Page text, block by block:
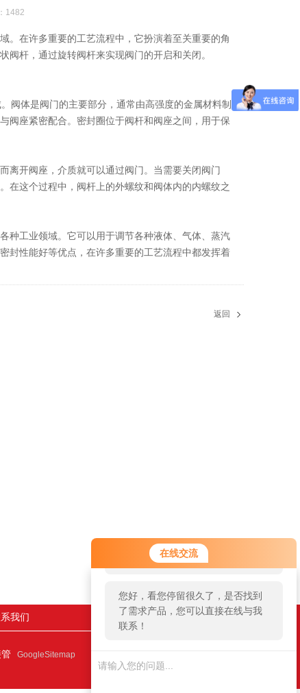
在线交流
您好！欢迎前来咨询，很高兴为您
服务，请问您要咨询什么问题呢？
您好，看您停留很久了，是否找到
了需求产品，您可以直接在线与我
联系！
1482
在许多重要的工艺流程中，它扮演着至关重要的角
杆，通过旋转阀杆来实现阀门的开启和关闭。
阀体是阀门的主要部分，通常由高强度的金属材料制
阀座紧密配合。密封圈位于阀杆和阀座之间，用于保
开阀座，介质就可以通过阀门。当需要关闭阀门
在这个过程中，阀杆上的外螺纹和阀体内的内螺纹之
工业领域。它可以用于调节各种液体、气体、蒸汽
封性能好等优点，在许多重要的工艺流程中都发挥着
返回
我们
GoogleSitemap